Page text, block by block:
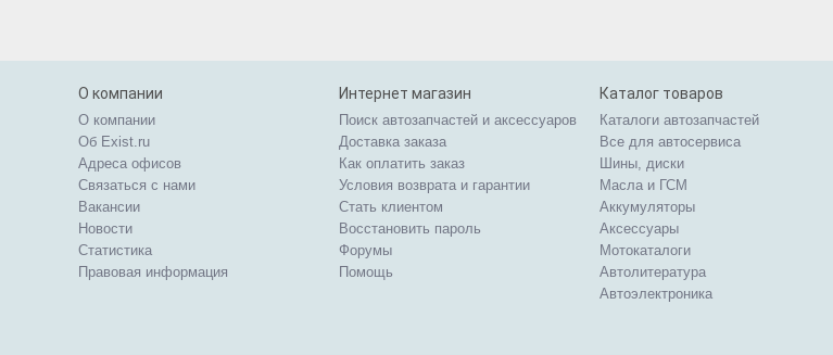
О компании
О компании
Об Exist.ru
Адреса офисов
Связаться с нами
Вакансии
Новости
Статистика
Правовая информация
Интернет магазин
Поиск автозапчастей и аксессуаров
Доставка заказа
Как оплатить заказ
Условия возврата и гарантии
Стать клиентом
Восстановить пароль
Форумы
Помощь
Каталог товаров
Каталоги автозапчастей
Все для автосервиса
Шины, диски
Масла и ГСМ
Аккумуляторы
Аксессуары
Мотокаталоги
Автолитература
Автоэлектроника